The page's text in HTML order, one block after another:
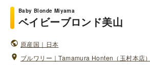
Baby Blonde Miyama
ベイビーブロンド美山
原産国｜日本
ブルワリー｜Tamamura Honten（玉村本店）